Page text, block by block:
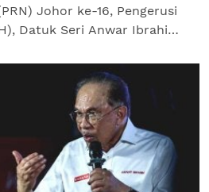
Johor ke-16, Pengerusi
Datuk Seri Anwar Ibrahim
dalam...